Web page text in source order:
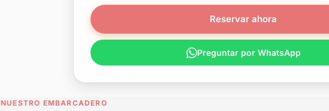
Reservar ahora
Preguntar por WhatsApp
NUESTRO EMBARCADERO